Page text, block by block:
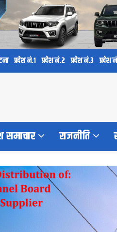
प्रदेश नं.१ प्रदेश नं.२ प्रदेश नं.३ प्रदेश
समाचार राजनीति